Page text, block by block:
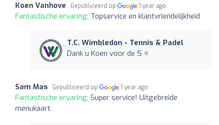
Koen Vanhove Gepubliceerd op 1 year ago
Fantastische ervaring: Topservice en klantvriendelijkheid
T.C. Wimbledon - Tennis & Padel
Dank u Koen voor de 5 ⭐️
Sam Mas Gepubliceerd op 1 year ago
Fantastische ervaring: Super service! Uitgebreide
menukaart.